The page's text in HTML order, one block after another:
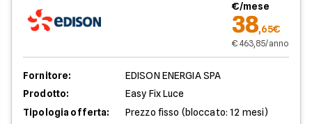
€/mese
38,65€
€ 463,85/anno
Fornitore:
EDISON ENERGIA SPA
Prodotto:
Easy Fix Luce
Tipologia offerta:
Prezzo fisso (bloccato: 12 mesi)